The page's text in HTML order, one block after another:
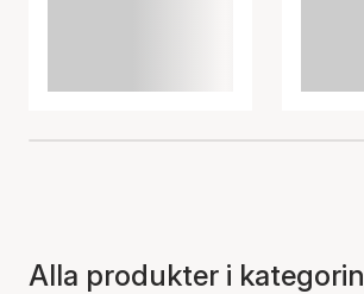
Alla produkter i kategorin